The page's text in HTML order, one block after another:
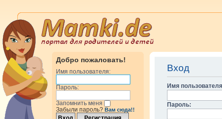
Добро пожаловать!
Имя пользователя:
Пароль:
Запомнить меня
Забыли пароль? Вам сюда!!
Вход
Имя
Пароль: